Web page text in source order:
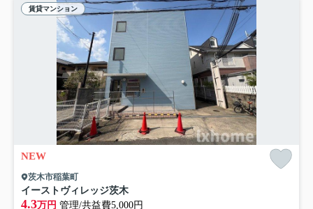
賃貸マンション
NEW
茨木市稲葉町
イーストヴィレッジ茨木
4.3万円 管理/共益費5,000円